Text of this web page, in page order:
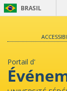
BRASIL
Portail d'